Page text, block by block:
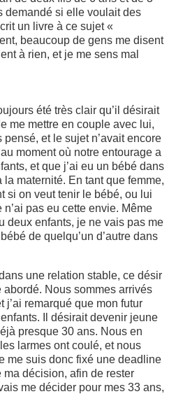
demandé si elle voulait des
un livre à ce sujet «
beaucoup de gens me disent
à rien, et je me sens mal
été très clair qu’il désirait
me mettre en couple avec lui,
pensé, et le sujet n’avait encore
moment où notre entourage a
et que j’ai eu un bébé dans
la maternité. En tant que femme,
si on veut tenir le bébé, ou lui
pas eu cette envie. Même
deux enfants, je ne vais pas me
de quelqu’un d’autre dans
une relation stable, ce désir
abordé. Nous sommes arrivés
j’ai remarqué que mon futur
Il désirait devenir jeune
presque 30 ans. Nous en
larmes ont coulé, et nous
me suis donc fixé une deadline
décision, afin de rester
me décider pour mes 33 ans,